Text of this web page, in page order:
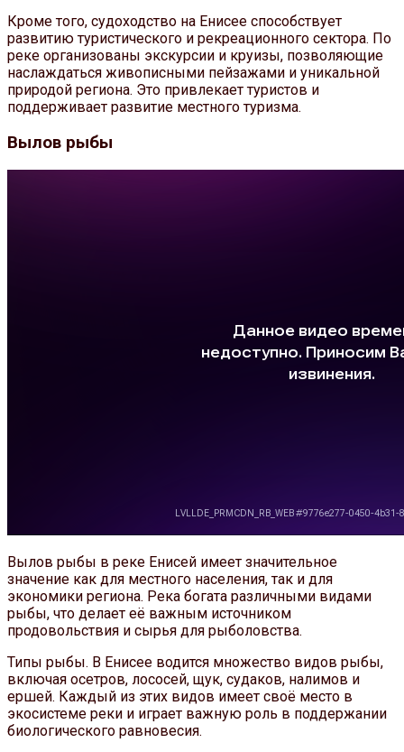
Кроме того, судоходство на Енисее способствует
развитию туристического и рекреационного сектора. По
реке организованы экскурсии и круизы, позволяющие
наслаждаться живописными пейзажами и уникальной
природой региона. Это привлекает туристов и
поддерживает развитие местного туризма.
Вылов рыбы
Вылов рыбы в реке Енисей имеет значительное
значение как для местного населения, так и для
экономики региона. Река богата различными видами
рыбы, что делает её важным источником
продовольствия и сырья для рыболовства.
Типы рыбы. В Енисее водится множество видов рыбы,
включая осетров, лососей, щук, судаков, налимов и
ершей. Каждый из этих видов имеет своё место в
экосистеме реки и играет важную роль в поддержании
биологического равновесия.